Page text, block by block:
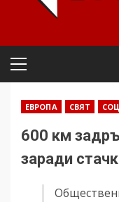
Primary
ЕВРОПА СВЯТ
600 км
заради